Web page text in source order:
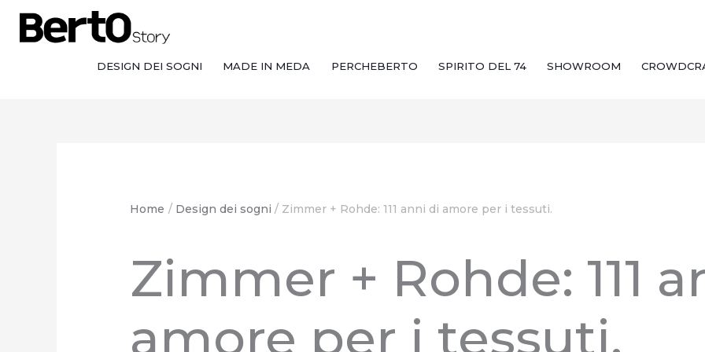
contenuto
navigazione
contenuto
DESIGN DEI SOGNI MADE IN MEDA PERCHEBERTO SPIRITO DEL 74 SHOWROOM
Home Design dei sogni Zimmer + Rohde: 111 anni di amore per i tessuti.
Zimmer + Rohde: 111
amore per i tessuti.